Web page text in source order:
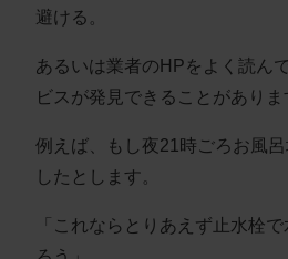
避ける。
あるいは業者のHPをよく読ん
ビスが発見できることがありま
例えば、もし夜21時ごろお風
したとします。
「これならとりあえず止水栓